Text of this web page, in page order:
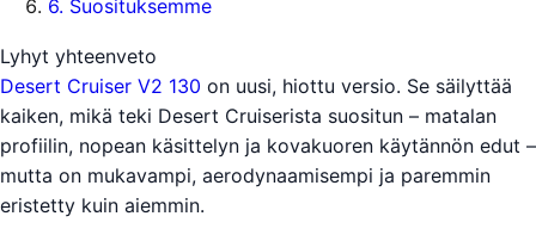
6. Suosituksemme
Lyhyt yhteenveto
Desert Cruiser V2 130 on uusi, hiottu versio. Se säilyttää
kaiken, mikä teki Desert Cruiserista suositun – matalan
profiilin, nopean käsittelyn ja kovakuoren käytännön edut –
mutta on mukavampi, aerodynaamisempi ja paremmin
eristetty kuin aiemmin.